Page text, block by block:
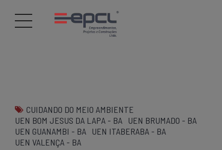
CUIDANDO DO MEIO AMBIENTE
UEN BOM JESUS DA LAPA - BA UEN BRUMADO - BA
UEN GUANAMBI - BA UEN ITABERABA - BA
UEN VALENÇA - BA